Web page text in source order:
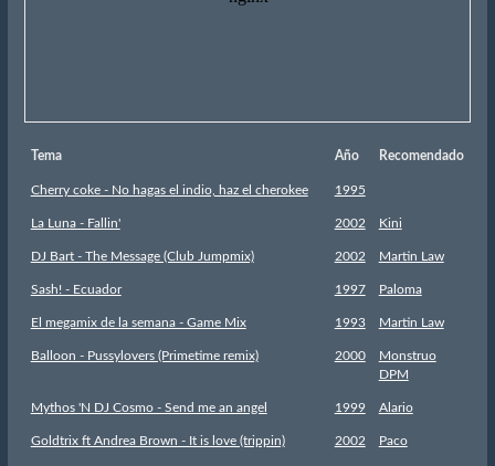
Tema Año Recomendado
Cherry coke - No hagas el indio, haz el cherokee 1995
La Luna - Fallin' 2002 Kini
DJ Bart - The Message (Club Jumpmix) 2002 Martin Law
Sash! - Ecuador 1997 Paloma
El megamix de la semana - Game Mix 1993 Martin Law
Balloon - Pussylovers (Primetime remix) 2000
Monstruo
DPM
Mythos 'N DJ Cosmo - Send me an angel 1999 Alario
Goldtrix ft Andrea Brown - It is love (trippin) 2002 Paco